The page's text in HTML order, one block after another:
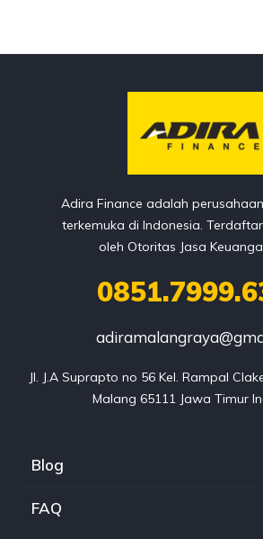
Adira Finance adalah
terkemuka di Indonesia.
oleh Otoritas Jasa
Jl. J.A Suprapto no 56 Kel. Rampal
Malang 65111 Jawa Timur
Blog
FAQ